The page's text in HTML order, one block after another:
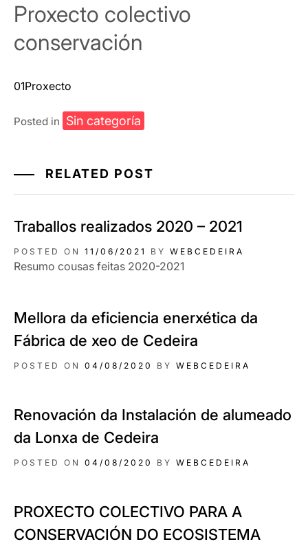
Proxecto colectivo
conservación
01Proxecto
Posted in Sin categoría
RELATED POST
Traballos realizados 2020 – 2021
POSTED ON 11/06/2021 BY WEBCEDEIRA
Resumo cousas feitas 2020-2021
Mellora da eficiencia enerxética da
Fábrica de xeo de Cedeira
POSTED ON 04/08/2020 BY WEBCEDEIRA
Renovación da Instalación de alumeado
da Lonxa de Cedeira
POSTED ON 04/08/2020 BY WEBCEDEIRA
PROXECTO COLECTIVO PARA A
CONSERVACIÓN DO ECOSISTEMA